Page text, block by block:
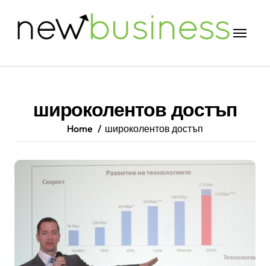
широколентов достъп
Home широколентов достъп